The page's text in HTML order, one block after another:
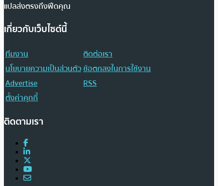
แปลส่งตรงถึงฟีดคุณ
เกี่ยวกับเว็บไซต์นี้
ทีมงาน
ติดต่อเรา
นโยบายความเป็นส่วนตัวข้อตกลงในการใช้งาน
Advertise
RSS
ตั้งค่าคุกกี้
ติดตามเรา